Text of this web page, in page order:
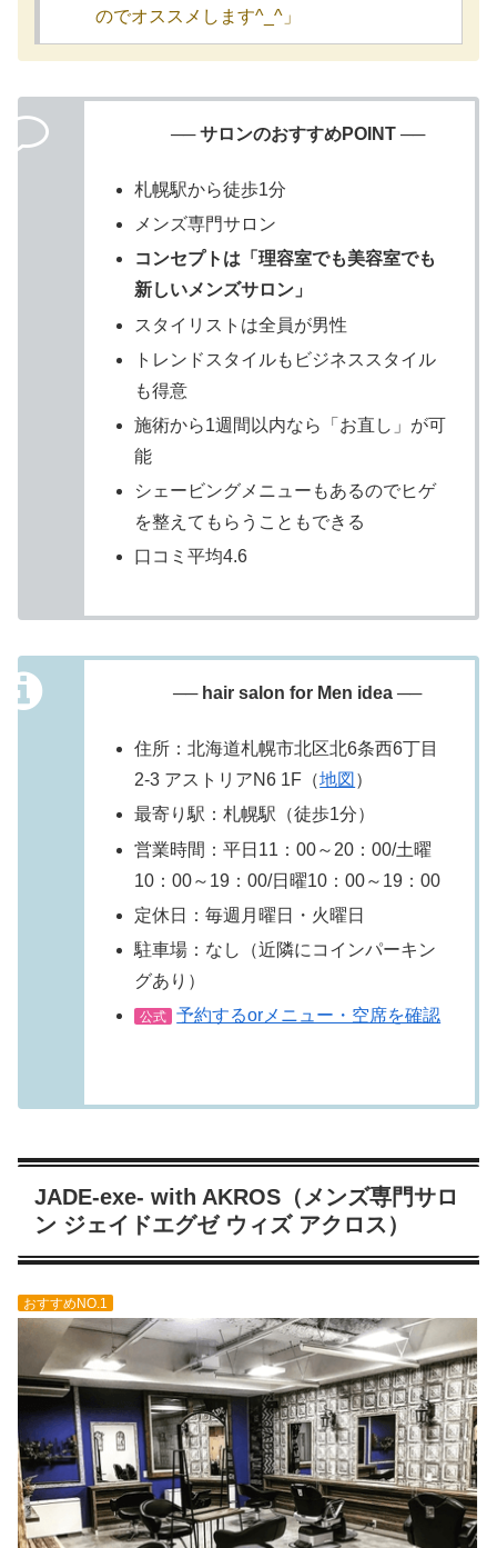
のでオススメします^_^」
── サロンのおすすめPOINT ──
札幌駅から徒歩1分
メンズ専門サロン
コンセプトは「理容室でも美容室でも
新しいメンズサロン」
スタイリストは全員が男性
トレンドスタイルもビジネススタイル
も得意
施術から1週間以内なら「お直し」が可
能
シェービングメニューもあるのでヒゲ
を整えてもらうこともできる
口コミ平均4.6
── hair salon for Men idea ──
住所：北海道札幌市北区北6条西6丁目
2-3 アストリアN6 1F（地図 ）
最寄り駅：札幌駅（徒歩1分）
営業時間：平日11：00～20：00/土曜
10：00～19：00/日曜10：00～19：00
定休日：毎週月曜日・火曜日
駐車場：なし（近隣にコインパーキン
グあり）
公式 予約するorメニュー・空席を確認
JADE-exe- with AKROS（メンズ専門サロ
ン ジェイドエグゼ ウィズ アクロス）
おすすめNO.1